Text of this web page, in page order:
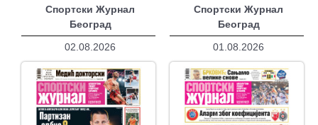
Спортски Журнал
Београд
02.08.2026
Спортски Журнал
Београд
01.08.2026